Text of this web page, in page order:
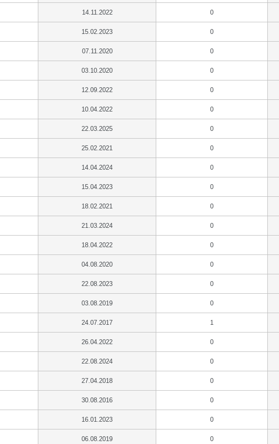
14.11.2022 0
15.02.2023 0
07.11.2020 0
03.10.2020 0
12.09.2022 0
10.04.2022 0
22.03.2025 0
25.02.2021 0
14.04.2024 0
15.04.2023 0
18.02.2021 0
21.03.2024 0
18.04.2022 0
04.08.2020 0
22.08.2023 0
03.08.2019 0
24.07.2017 1
26.04.2022 0
22.08.2024 0
27.04.2018 0
30.08.2016 0
16.01.2023 0
06.08.2019 0